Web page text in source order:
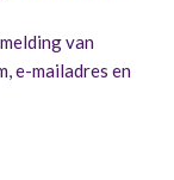
van
e-mailadres en